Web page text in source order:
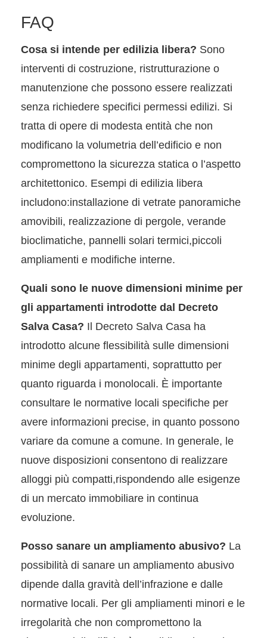
FAQ
Cosa si intende per edilizia libera? Sono
interventi di costruzione, ristrutturazione o
manutenzione che possono essere realizzati
senza richiedere specifici permessi edilizi. Si
tratta di opere di modesta entità che non
modificano la volumetria dell’edificio e non
compromettono la sicurezza statica o l’aspetto
architettonico. Esempi di edilizia libera
includono:installazione di vetrate panoramiche
amovibili, realizzazione di pergole, verande
bioclimatiche, pannelli solari termici,piccoli
ampliamenti e modifiche interne.
Quali sono le nuove dimensioni minime per
gli appartamenti introdotte dal Decreto
Salva Casa? Il Decreto Salva Casa ha
introdotto alcune flessibilità sulle dimensioni
minime degli appartamenti, soprattutto per
quanto riguarda i monolocali. È importante
consultare le normative locali specifiche per
avere informazioni precise, in quanto possono
variare da comune a comune. In generale, le
nuove disposizioni consentono di realizzare
alloggi più compatti,rispondendo alle esigenze
di un mercato immobiliare in continua
evoluzione.
Posso sanare un ampliamento abusivo? La
possibilità di sanare un ampliamento abusivo
dipende dalla gravità dell’infrazione e dalle
normative locali. Per gli ampliamenti minori e le
irregolarità che non compromettono la